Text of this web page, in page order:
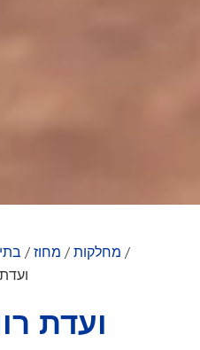
/מחוז /מחלקות /
ועדת